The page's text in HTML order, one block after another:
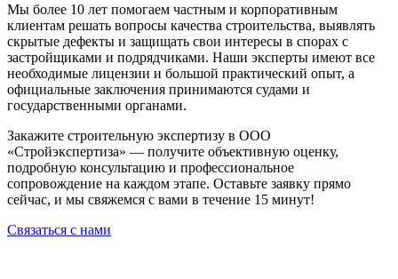
Мы более 10 лет помогаем частным и корпоративным
клиентам решать вопросы качества строительства, выявлять
скрытые дефекты и защищать свои интересы в спорах с
застройщиками и подрядчиками. Наши эксперты имеют все
необходимые лицензии и большой практический опыт, а
официальные заключения принимаются судами и
государственными органами.
Закажите строительную экспертизу в ООО
«Стройэкспертиза» — получите объективную оценку,
подробную консультацию и профессиональное
сопровождение на каждом этапе. Оставьте заявку прямо
сейчас, и мы свяжемся с вами в течение 15 минут!
Связаться с нами